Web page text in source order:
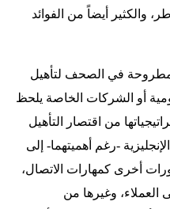
والكثير أيضاً من الفوائد
في الصحف لتأهيل
أو الشركات الخاصة يلحظ
من اقتصار التأهيل
-رغم أهميتهما- إلى
أخرى كمهارات الاتصال،
العملاء، وغيرها من